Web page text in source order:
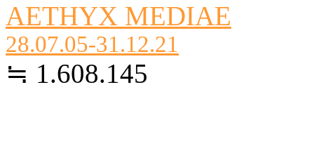
AETHYX MEDIAE
28.07.05-31.12.21
≒ 1.608.145